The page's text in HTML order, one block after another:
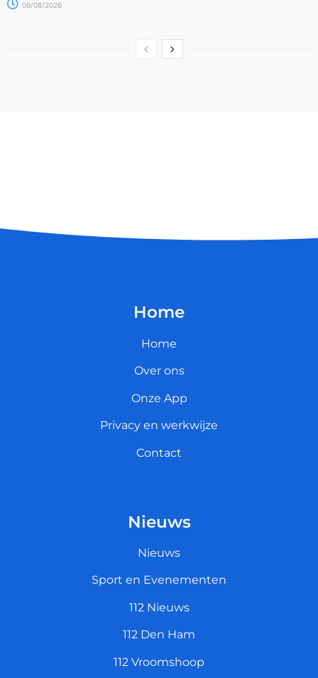
06/08/2026
Home
Home
Over ons
Onze App
Privacy en werkwijze
Contact
Nieuws
Nieuws
Sport en Evenementen
112 Nieuws
112 Den Ham
112 Vroomshoop